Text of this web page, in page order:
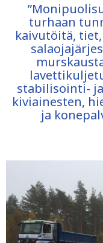
turhaan
kaivutöitä,
stabilisointi-
kiviainesten,
ja